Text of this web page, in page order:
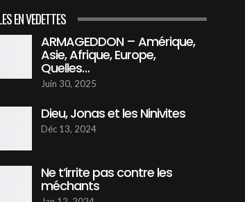
EN VEDETTES
ARMAGEDDON – Amérique,
Asie, Afrique, Europe,
Quelles…
Juin 30, 2025
Dieu, Jonas et les Ninivites
Déc 13, 2024
Ne t’irrite pas contre les
méchants